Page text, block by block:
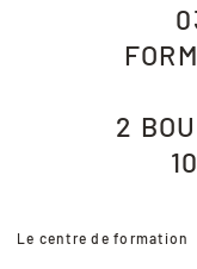
2
Le centre de formation